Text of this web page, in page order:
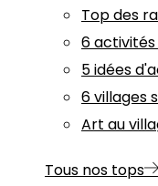
Top des
6
5 idées
6 villages
Art au
Tous nos tops